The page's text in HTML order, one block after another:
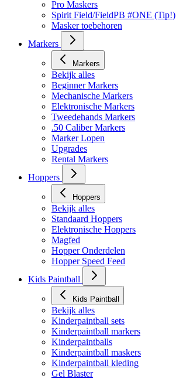
Pro Maskers
Spirit Field/FieldPB #ONE (Tip!)
Masker toebehoren
Markers
Markers
Bekijk alles
Beginner Markers
Mechanische Markers
Elektronische Markers
Tweedehands Markers
.50 Caliber Markers
Marker Lopen
Upgrades
Rental Markers
Hoppers
Hoppers
Bekijk alles
Standaard Hoppers
Elektronische Hoppers
Magfed
Hopper Onderdelen
Hopper Speed Feed
Kids Paintball
Kids Paintball
Bekijk alles
Kinderpaintball sets
Kinderpaintball markers
Kinderpaintballs
Kinderpaintball maskers
Kinderpaintball kleding
Gel Blaster